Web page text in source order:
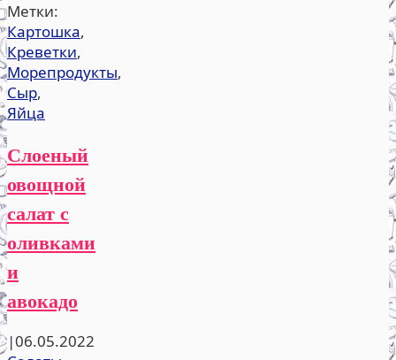
Метки:
Картошка,
Креветки,
Морепродукты,
Сыр,
Яйца
Слоеный
овощной
салат с
оливками
и
авокадо
|06.05.2022